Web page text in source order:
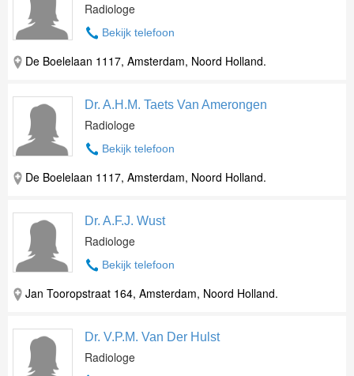
Radiologe
Bekijk telefoon
De Boelelaan 1117, Amsterdam, Noord Holland.
Dr. A.H.M. Taets Van Amerongen
Radiologe
Bekijk telefoon
De Boelelaan 1117, Amsterdam, Noord Holland.
Dr. A.F.J. Wust
Radiologe
Bekijk telefoon
Jan Tooropstraat 164, Amsterdam, Noord Holland.
Dr. V.P.M. Van Der Hulst
Radiologe